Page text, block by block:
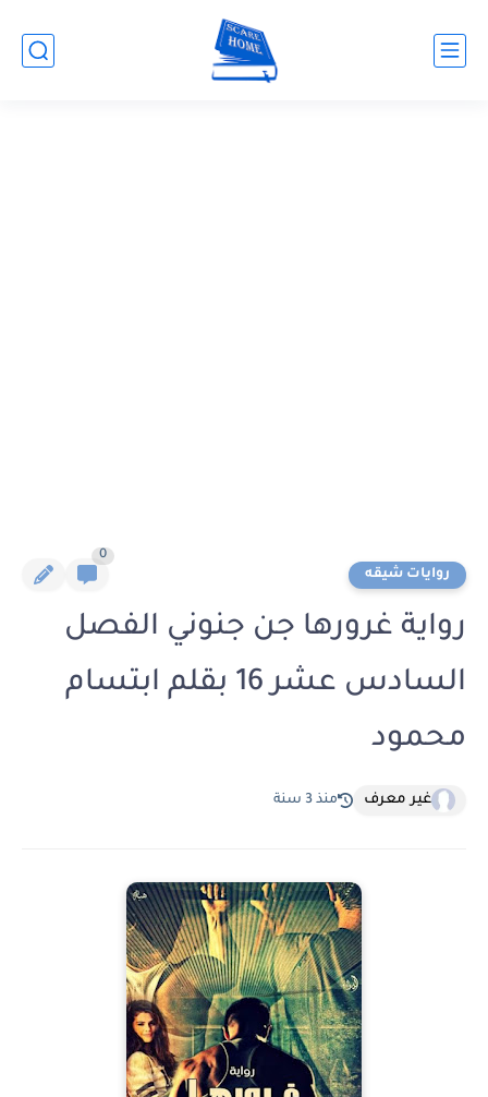
روايات شيقه
0
رواية غرورها جن جنوني الفصل
السادس عشر 16 بقلم ابتسام
محمود
غير معرف منذ 3 سنة